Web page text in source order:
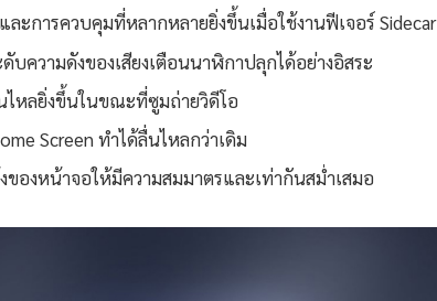
ละการควบคุมที่หลากหลายยิ่งขึ้นเมื่อใช้งานฟีเจอร์ Sidecar
ความดังของเสียงเตือนนาฬิกาปลุกได้อย่างอิสระ
ไหลยิ่งขึ้นในขณะที่ซูมถ่ายวิดีโอ
Screen ทำได้ลื่นไหลกว่าเดิม
ของหน้าจอให้มีความสมมาตรและเท่ากันสม่ำเสมอ